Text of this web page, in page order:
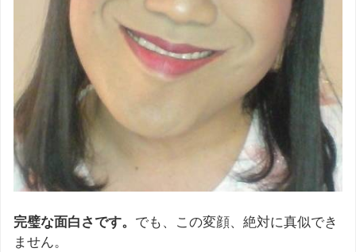
完璧な面白さです。 でも、この変顔、絶対に真似でき
ません。